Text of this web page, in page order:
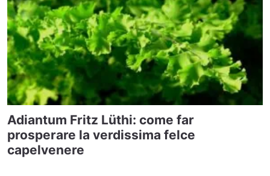
Adiantum Fritz Lüthi: come far
prosperare la verdissima felce
capelvenere